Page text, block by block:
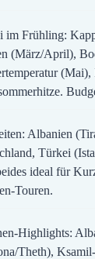
im Frühling:
(März/April),
Albanien
Türkei
ideal für
Touren.
Highlights:
Theth),